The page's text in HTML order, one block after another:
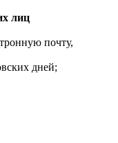
лиц
почту,
дней;